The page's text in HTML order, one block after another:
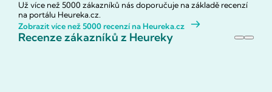
Už více než 5000 zákazníků nás doporučuje na základě recenzí
na portálu Heureka.cz.
Zobrazit více než 5000 recenzí na Heureka.cz
Recenze zákazníků z Heureky